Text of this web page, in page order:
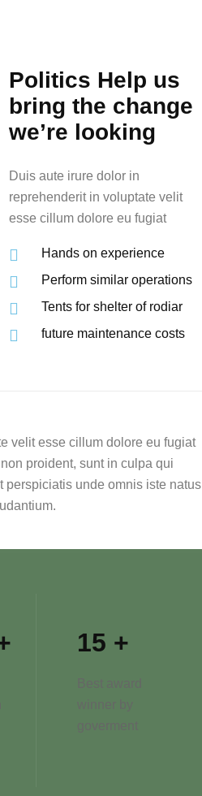
Politics Help us
bring the change
we’re looking
Duis aute irure dolor in
reprehenderit in voluptate velit
esse cillum dolore eu fugiat
Hands on experience
Perform similar operations
Tents for shelter of rodiar
future maintenance costs
velit esse cillum dolore eu fugiat
proident, sunt in culpa qui
perspiciatis unde omnis iste natus
15 +
Best award
winner by
goverment